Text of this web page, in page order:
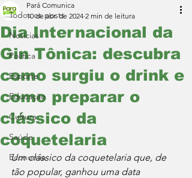
Todos os posts
Notícias
Política
Esporte
Educação
Cultura
Saúde
Economia
Dia Internacional da
Gin Tônica: descubra
como surgiu o drink e
como preparar o
clássico da
coquetelaria
Pará Comunica
10 de abr. de 2024 2 min de leitura
Um clássico da coquetelaria que, de
tão popular, ganhou uma data